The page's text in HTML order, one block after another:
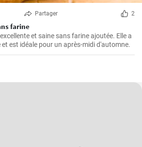
Partager 2
farine
et saine sans farine ajoutée. Elle a
et est idéale pour un après-midi d'automne.